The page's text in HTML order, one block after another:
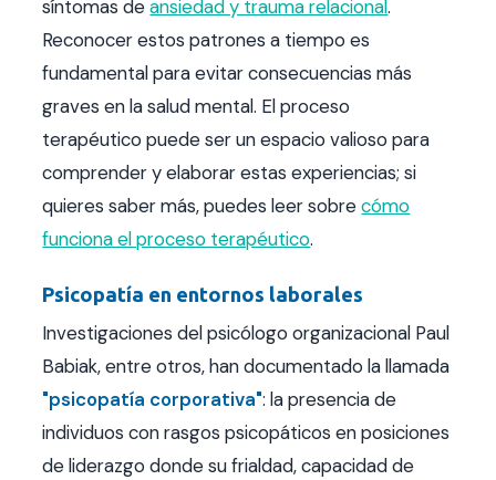
síntomas deansiedad y trauma relacional.
Reconocer estos patrones a tiempo es
fundamental para evitar consecuencias más
graves en la salud mental. El proceso
terapéutico puede ser un espacio valioso para
comprender y elaborar estas experiencias; si
quieres saber más, puedes leer sobrecómo
funciona el proceso terapéutico.
Psicopatía en entornos laborales
Investigaciones del psicólogo organizacional Paul
Babiak, entre otros, han documentado la llamada
"psicopatía corporativa": la presencia de
individuos con rasgos psicopáticos en posiciones
de liderazgo donde su frialdad, capacidad de